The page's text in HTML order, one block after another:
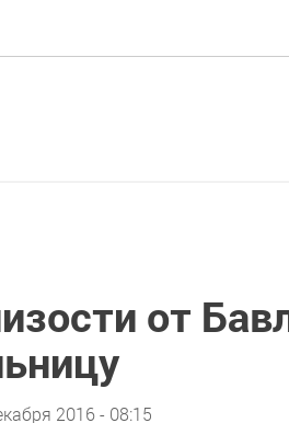
от
2016 - 08:15